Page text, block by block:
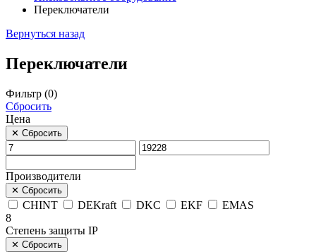
Переключатели
Вернуться назад
Переключатели
Фильтр (0)
Сбросить
Цена
✕ Сбросить
Производители
✕ Сбросить
CHINT DEKraft DKC EKF
EMAS
8
Степень защиты IP
✕ Сбросить